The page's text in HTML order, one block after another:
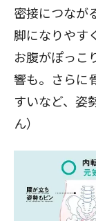
密接につなが
脚になりやす
お腹がぽっこ
響も。さらに
すいなど、姿
ん）